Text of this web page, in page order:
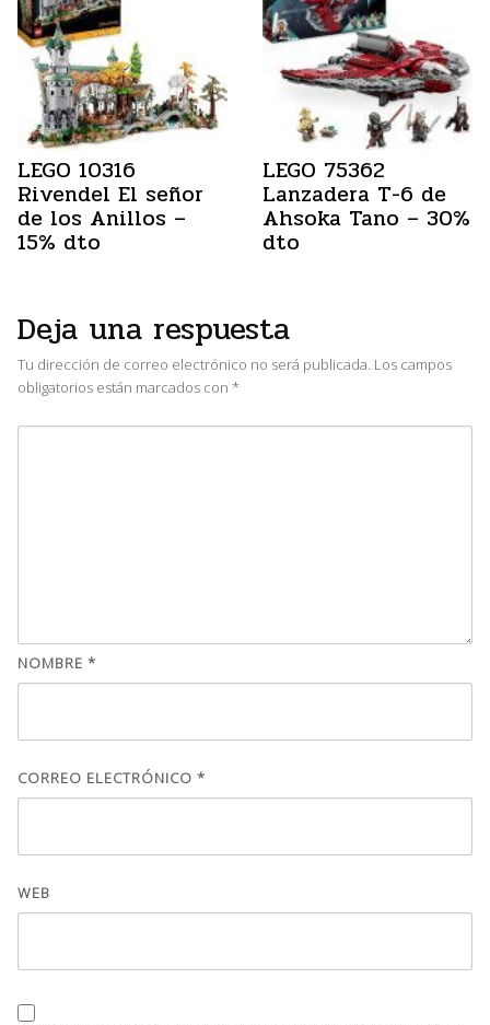
LEGO 10316
Rivendel El señor
de los Anillos –
15% dto
LEGO 75362
Lanzadera T-6 de
Ahsoka Tano – 30%
dto
Deja una respuesta
Tu dirección de correo electrónico no será publicada. Los campos
obligatorios están marcados con *
NOMBRE *
CORREO ELECTRÓNICO *
WEB